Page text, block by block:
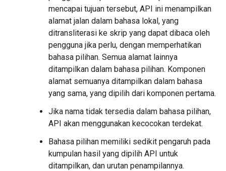
mencapai tujuan tersebut, API ini menampilkan
alamat jalan dalam bahasa lokal, yang
ditransliterasi ke skrip yang dapat dibaca oleh
pengguna jika perlu, dengan memperhatikan
bahasa pilihan. Semua alamat lainnya
ditampilkan dalam bahasa pilihan. Komponen
alamat semuanya ditampilkan dalam bahasa
yang sama, yang dipilih dari komponen pertama.
Jika nama tidak tersedia dalam bahasa pilihan,
API akan menggunakan kecocokan terdekat.
Bahasa pilihan memiliki sedikit pengaruh pada
kumpulan hasil yang dipilih API untuk
ditampilkan, dan urutan penampilannya.